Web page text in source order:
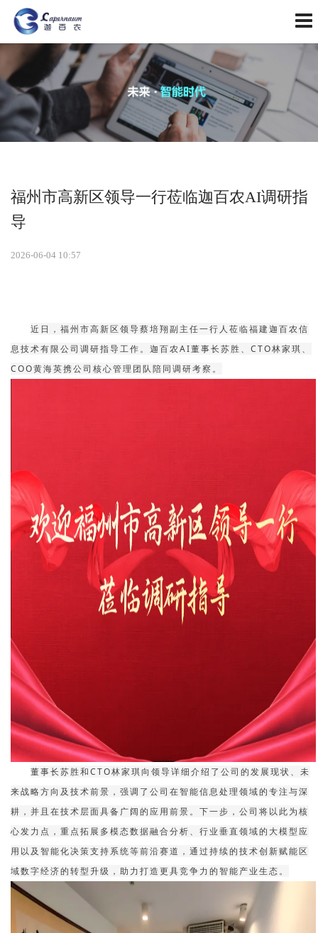
福州市高新区领导一行莅临迦百农AI调研指
导
2026-06-04 10:57
近日，福州市高新区领导蔡培翔副主任一行人莅临福建迦百农信
息技术有限公司调研指导工作。 迦百农AI董事长苏胜、CTO林家琪、
COO黄海英携公司核心管理团队陪同调研考察。
董事长苏胜和CTO林家琪向领导详细介绍了公司的发展现状、未
来战略方向及技术前景，强调了公司在智能信息处理领域的专注与深
耕，并且在技术层面具备广阔的应用前景。下一步，公司将以此为核
心发力点，重点拓展多模态数据融合分析、行业垂直领域的大模型应
用以及智能化决策支持系统等前沿赛道，通过持续的技术创新赋能区
域数字经济的转型升级，助力打造更具竞争力的智能产业生态。